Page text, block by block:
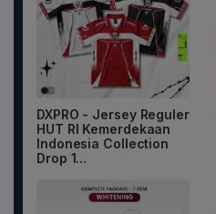
DXPRO - Jersey Reguler
HUT RI Kemerdekaan
Indonesia Collection
Drop 1...